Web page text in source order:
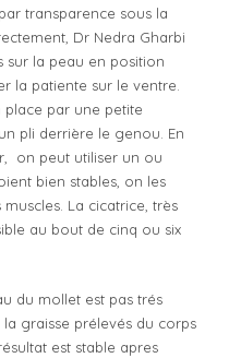
transparence sous la
Dr Nedra Gharbi
sur la peau en position
la patiente sur le ventre.
place par une petite
pli derrière le genou. En
on peut utiliser un ou
bien stables, on les
La cicatrice, très
au bout de cinq ou six
du mollet est pas trés
graisse prélevés du corps
est stable apres